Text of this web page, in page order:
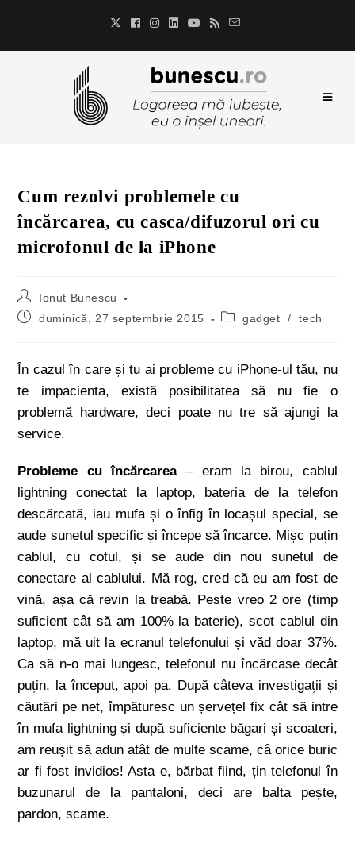
Cum rezolvi problemele cu
încărcarea, cu casca/difuzorul ori cu
microfonul de la iPhone
Ionut Bunescu
duminică, 27 septembrie 2015
gadget / tech
În cazul în care și tu ai probleme cu iPhone-ul tău, nu
te impacienta, există posibilitatea să nu fie o
problemă hardware, deci poate nu tre să ajungi la
service.
Probleme cu încărcarea– eram la birou, cablul
lightning conectat la laptop, bateria de la telefon
descărcată, iau mufa și o înfig în locașul special, se
aude sunetul specific și începe să încarce. Mișc puțin
cablul, cu cotul, și se aude din nou sunetul de
conectare al cablului. Mă rog, cred că eu am fost de
vină, așa că revin la treabă. Peste vreo 2 ore (timp
suficient cât să am 100% la baterie), scot cablul din
laptop, mă uit la ecranul telefonului și văd doar 37%.
Ca să n-o mai lungesc, telefonul nu încărcase decât
puțin, la început, apoi pa. După câteva investigații și
căutări pe net, împăturesc un șervețel fix cât să intre
în mufa lightning și după suficiente băgari și scoateri,
am reușit să adun atât de multe scame, câ orice buric
ar fi fost invidios! Asta e, bărbat fiind, țin telefonul în
buzunarul de la pantaloni, deci are balta pește,
pardon, scame.